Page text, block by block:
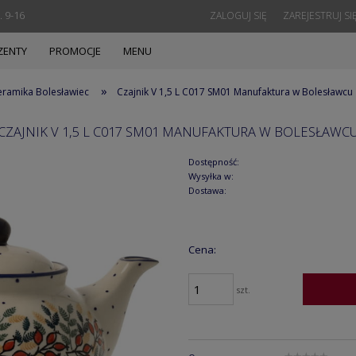
9-16 ZAREJESTRUJ
ZALOGUJ SIĘ
PROMOCJE MENU
Bolesławiec » Czajnik V 1,5 L C017 SM01 Manufaktura w Bolesławcu
V 1,5 L C017 SM01 MANUFAKTURA W
Dostępność:
Wysyłka w:
Dostawa:
Cena:
szt.